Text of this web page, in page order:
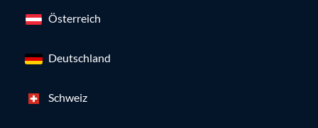
Österreich
Deutschland
Schweiz